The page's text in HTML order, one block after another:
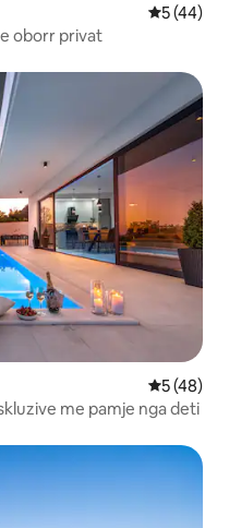
Vlerësimi
5 (44)
oborr privat
Vlerësimi
5 (48)
me pamje nga deti